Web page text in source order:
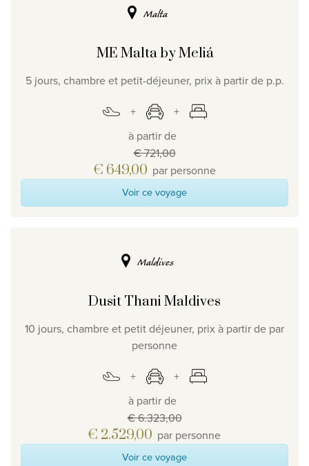
Postes vacants
Clause de non-responsabilité en matière de
Malta
ME Malta by Meliá
5 jours, chambre et petit-déjeuner, prix à partir de p.p.
à partir de
€ 721,00
€ 649,00 par personne
Voir ce voyage
Maldives
Dusit Thani Maldives
10 jours, chambre et petit déjeuner, prix à partir de par
personne
à partir de
€ 6.323,00
€ 2.529,00 par personne
Voir ce voyage